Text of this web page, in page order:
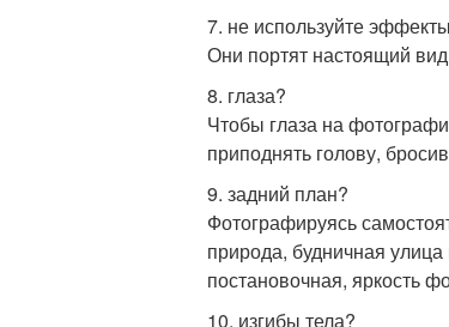
7. не используйте
Они портят настоящий
8. глаза?
Чтобы глаза на
приподнять голову,
9. задний план?
Фотографируясь
природа, будничная
постановочная, яркость
10. изгибы тела?